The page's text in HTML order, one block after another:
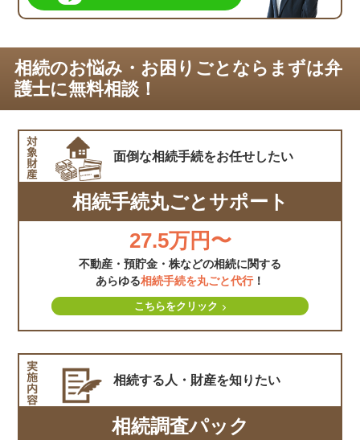
相続のお悩み・お困りごとならまずは弁
護士に無料相談！
面倒な相続手続をお任せしたい
相続手続丸ごとサポート
27.5万円〜
不動産・預貯金・株などの相続に関する
あらゆる相続手続を丸ごと代行！
こちらをクリック
相続する人・財産を知りたい
相続調査パック